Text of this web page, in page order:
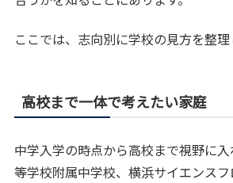
ここでは、志向別に学校の見方を整理
高校まで一体で考えたい家庭
中学入学の時点から高校まで視野に
等学校附属中学校、横浜サイエンス